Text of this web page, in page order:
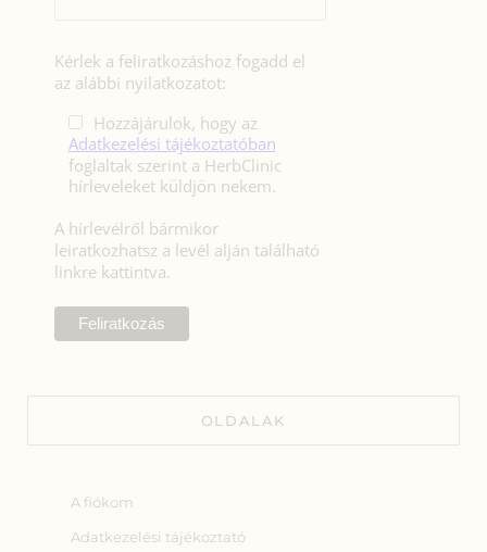
Kérlek a feliratkozáshoz fogadd el
az alábbi nyilatkozatot:
Hozzájárulok, hogy az
Adatkezelési tájékoztatóban
foglaltak szerint a HerbClinic
hírleveleket küldjön nekem.
A hírlevélről bármikor
leiratkozhatsz a levél alján található
linkre kattintva.
OLDALAK
A fiókom
Adatkezelési tájékoztató